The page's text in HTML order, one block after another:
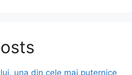
una din cele mai puternice